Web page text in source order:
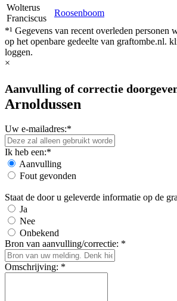
Wolterus
Franciscus
Roosenboom
*¹ Gegevens van recent overleden personen
op het openbare gedeelte van graftombe.nl.
loggen.
×
Aanvulling of correctie
Arnoldussen
Uw e-mailadres:*
Ik heb een:*
Aanvulling
Fout gevonden
Staat de door u geleverde informatie op de
Ja
Nee
Onbekend
Bron van aanvulling/correctie: *
Omschrijving: *